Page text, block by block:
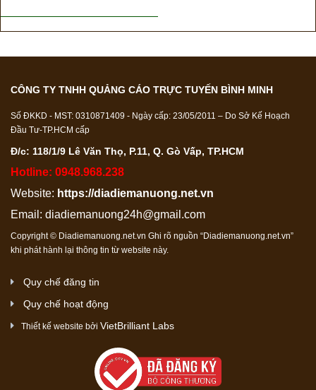
CÔNG TY TNHH QUẢNG CÁO TRỰC TUYẾN BÌNH MINH
Số ĐKKD - MST: 0310871409 - Ngày cấp: 23/05/2011 – Do Sở Kế Hoạch
Đầu Tư-TP.HCM cấp
Đ/c: 118/1/9 Lê Văn Thọ, P.11, Q. Gò Vấp, TP.HCM
Hotline: 0948.968.238
Website: https://diadiemanuong.net.vn
Email: diadiemanuong24h@gmail.com
Copyright © Diadiemanuong.net.vn Ghi rõ nguồn “Diadiemanuong.net.vn”
khi phát hành lại thông tin từ website này.
Quy chế đăng tin
Quy chế hoạt động
Thiết kế website bởi VietBrilliant Labs